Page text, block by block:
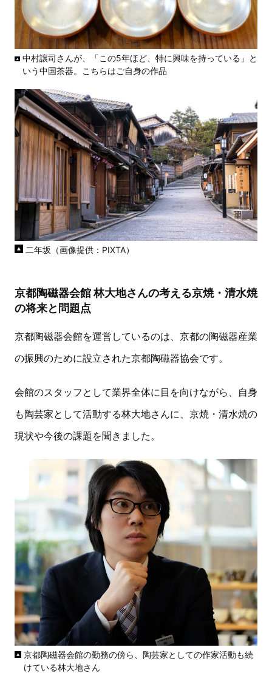
中村譲司さんが、「この5年ほど、特に興味を持っている」と
いう中国茶器。こちらはご自身の作品
二年坂（画像提供：PIXTA）
京都陶磁器会館 林大地さんの考える京焼・清水焼
の将来と問題点
京都陶磁器会館を運営しているのは、京都の陶磁器産業
の振興のために設立された京都陶磁器協会です。
会館のスタッフとして業界全体に目を向けながら、自身
も陶芸家として活動する林大地さんに、京焼・清水焼の
現状や今後の課題を聞きました。
京都陶磁器会館の勤務の傍ら、陶芸家としての作家活動も続
けている林大地さん